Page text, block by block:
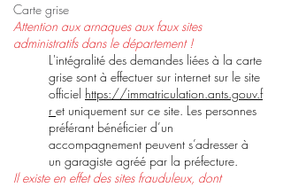
Carte grise
Attention aux arnaques aux faux sites
administratifs dans le département !
L'intégralité des demandes liées à la carte
grise sont à effectuer sur internet sur le site
officiel https://immatriculation.ants.gouv.f
r et uniquement sur ce site. Les personnes
préférant bénéficier d’un
accompagnement peuvent s’adresser à
un garagiste agréé par la préfecture.
Il existe en effet des sites frauduleux, dont